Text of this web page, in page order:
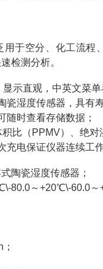
用于空分、化工流程
检测分析。
示直观，中英文菜单
瓷湿度传感器，具有
随时查看存储数据；
比（PPMV）、绝对
充电保证仪器连续工
陶瓷湿度传感器；
80.0～+20℃\-60.0～